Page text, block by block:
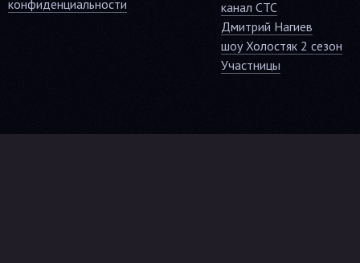
конфиденциальности
канал СТС
Дмитрий Нагиев
шоу Холостяк 2 сезон
Участницы